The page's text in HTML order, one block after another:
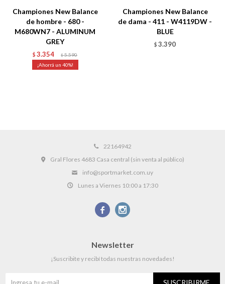
Championes New Balance
de hombre - 680 -
M680WN7 - ALUMINUM
GREY
$ 3.354 $ 5.590
40
Championes New Balance
de dama - 411 - W4119DW -
BLUE
$ 3.390
22164942
Gral Flores 4683 Casa central (sin venta al público)
info@sportmarket.com.uy
Lunes a Viernes 10:00 a 17:30
 
Newsletter
¡Suscribite y recibí todas nuestras novedades!
SUSCRIBIRME